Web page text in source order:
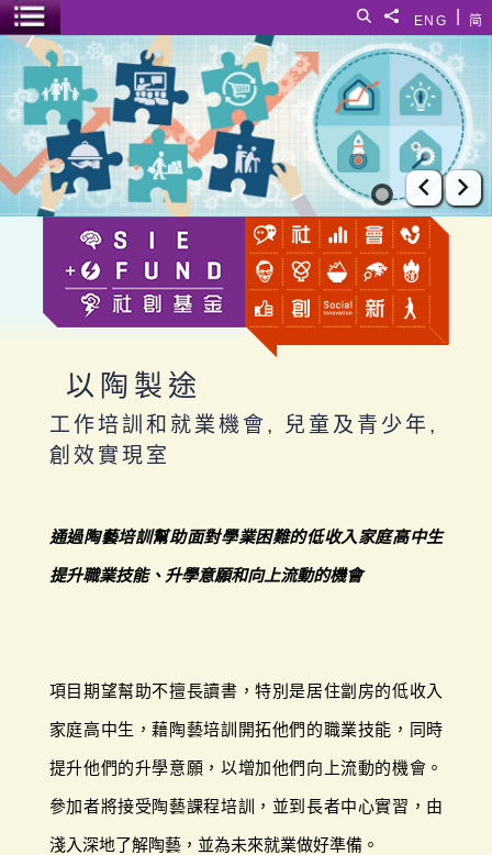
简
ENG
分享給
搜尋
選單開關
以陶製途
上一張
下
以陶製途
工作培訓和就業機會, 兒童及青少年,
創效實現室
通過陶藝培訓幫助面對學業困難的低收入家庭高中生
提升職業技能、升學意願和向上流動的機會
項目期望幫助不擅長讀書，特別是居住劏房的低收入
家庭高中生，藉陶藝培訓開拓他們的職業技能，同時
提升他們的升學意願，以增加他們向上流動的機會。
參加者將接受陶藝課程培訓，並到長者中心實習，由
淺入深地了解陶藝，並為未來就業做好準備。